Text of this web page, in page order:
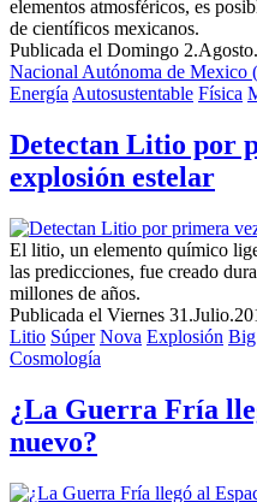
elementos atmosféricos, es
de científicos mexicanos.
Publicada el Domingo
Nacional Autónoma de Mexico
Energía Autosustentable Física
Detectan Litio por
explosión estelar
El litio, un elemento químico
las predicciones, fue creado
millones de años.
Publicada el Viernes
Litio Súper Nova Explosión Big
Cosmología
¿La Guerra Fría
nuevo?